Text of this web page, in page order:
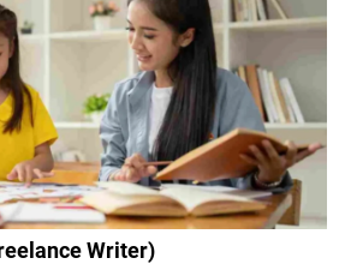
Writer)